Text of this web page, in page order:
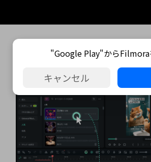
FilmoraでFacebookリ
オを編集する
"Google Play"からFilmora
キャンセル